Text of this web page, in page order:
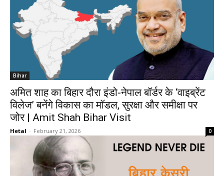
Bihar
अमित शाह का बिहार दौरा इंडो-नेपाल बॉर्डर के ‘वाइब्रेंट
विलेज’ बनेंगे विकास का मॉडल, सुरक्षा और समीक्षा पर
जोर | Amit Shah Bihar Visit
Hetal - February 21, 2026 0